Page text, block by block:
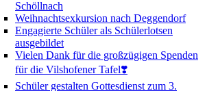
Schöllnach
Weihnachtsexkursion nach Deggendorf
Engagierte Schüler als Schülerlotsen
ausgebildet
Vielen Dank für die großzügigen Spenden
für die Vilshofener Tafel❣️
Schüler gestalten Gottesdienst zum 3.